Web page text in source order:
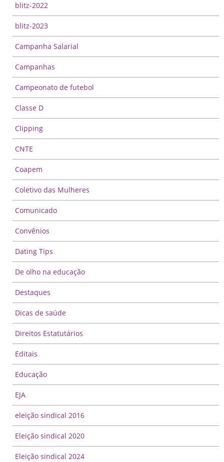
blitz-2022
blitz-2023
Campanha Salarial
Campanhas
Campeonato de futebol
Classe D
Clipping
CNTE
Coapem
Coletivo das Mulheres
Comunicado
Convênios
Dating Tips
De olho na educação
Destaques
Dicas de saúde
Direitos Estatutários
Editais
Educação
EJA
eleição sindical 2016
Eleição sindical 2020
Eleição sindical 2024